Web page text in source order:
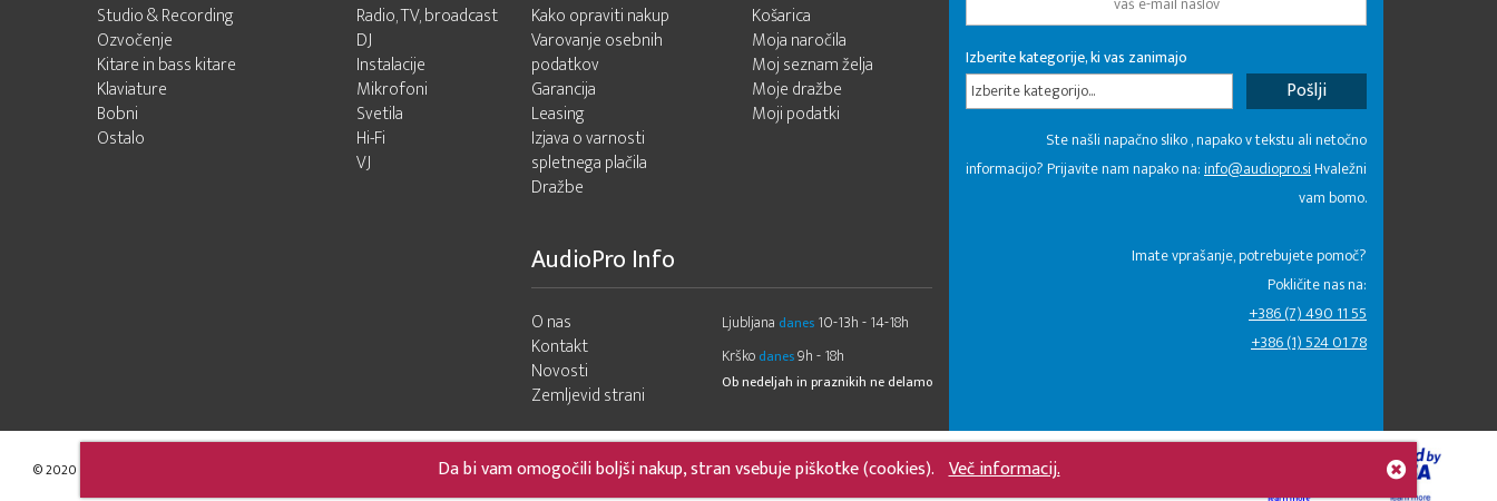
Da bi vam omogočili boljši nakup, stran vsebuje piškotke (cookies). Več informacij.
Studio & Recording
Ozvočenje
Kitare in bass kitare
Klaviature
Bobni
Ostalo
Radio, TV, broadcast
DJ
Instalacije
Mikrofoni
Svetila
Hi-Fi
VJ
Kako opraviti nakup
Varovanje osebnih
podatkov
Garancija
Leasing
Izjava o varnosti
spletnega plačila
Dražbe
Košarica
Moja naročila
Moj seznam želja
Moje dražbe
Moji podatki
AudioPro Info
O nas
Kontakt
Novosti
Zemljevid strani
Ljubljana danes 10-13h - 14-18h
Krško danes9h - 18h
Ob nedeljah in praznikih ne delamo
Izberite kategorije, ki vas zanimajo
Izberite kategorijo...
Ste našli napačno sliko , napako v tekstu ali netočno
informacijo? Prijavite nam napako na:info@audiopro.siHvaležni
vam bomo.
Imate vprašanje, potrebujete pomoč?
Pokličite nas na:
+386 (7) 490 11 55
+386 (1) 524 01 78
© 2020 - 2026 Audio Pro d.o.o.